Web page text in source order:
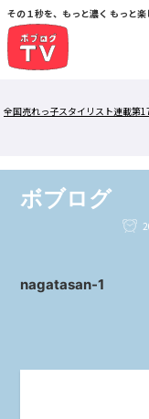
その１秒を、もっと濃く もっと楽
全国売れっ子スタイリスト連載第
ボブログ
nagatasan-1